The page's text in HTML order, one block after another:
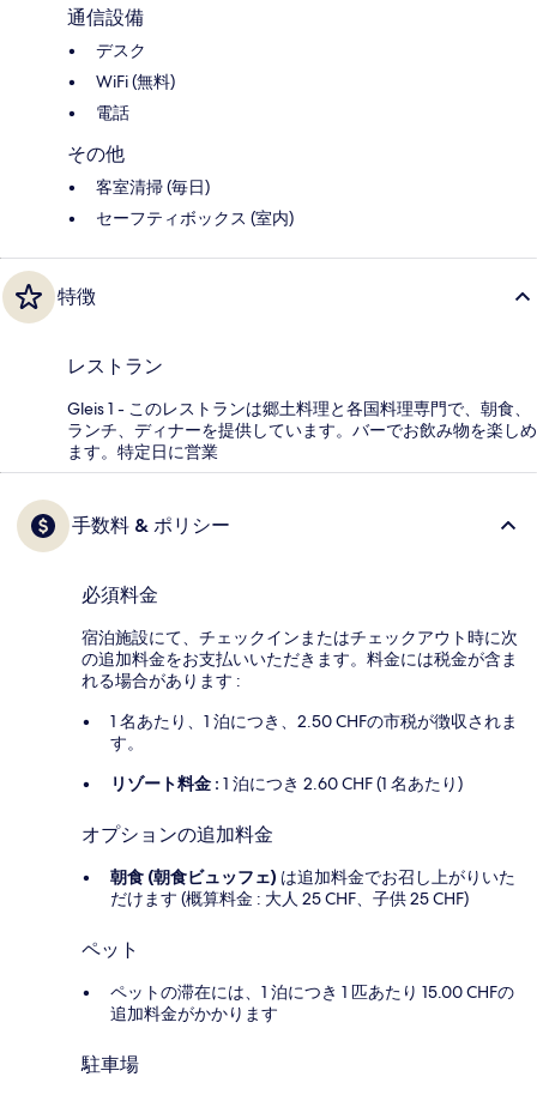
通信設備
デスク
WiFi (無料)
電話
その他
客室清掃 (毎日)
セーフティボックス (室内)
特徴
レストラン
Gleis 1 - このレストランは郷土料理と各国料理専門で、朝食、
ランチ、ディナーを提供しています。バーでお飲み物を楽しめ
ます。特定日に営業
手数料 & ポリシー
必須料金
宿泊施設にて、チェックインまたはチェックアウト時に次
の追加料金をお支払いいただきます。料金には税金が含ま
れる場合があります :
1 名あたり、1 泊につき、2.50 CHFの市税が徴収されま
す。
リゾート料金 : 1 泊につき 2.60 CHF (1 名あたり)
オプションの追加料金
朝食 (朝食ビュッフェ) は追加料金でお召し上がりいた
だけます (概算料金 : 大人 25 CHF、子供 25 CHF)
ペット
ペットの滞在には、1 泊につき 1 匹あたり 15.00 CHFの
追加料金がかかります
駐車場